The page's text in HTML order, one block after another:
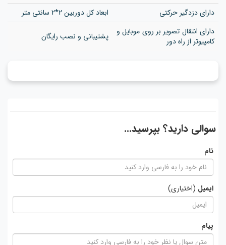
دارای دزدگیر حرکتی
ابعاد کل دوربین 2*2 سانتی متر
دارای انتقال تصویر بر روی موبایل و
کامپیوتر از راه دور
پشتیبانی و نصب رایگان
سوالی دارید؟ بپرسید...
نام
ایمیل (اختیاری)
پیام